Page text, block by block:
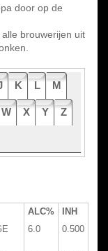
door op de
brouwerijen uit
K L M
W X Y Z
ALC%
INH
6.0 0.500